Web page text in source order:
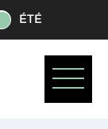
ÉTÉ